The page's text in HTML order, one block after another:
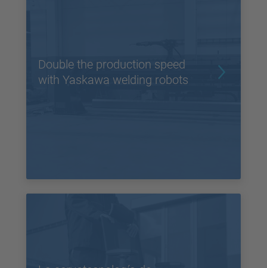
Double the production speed
with Yaskawa welding robots